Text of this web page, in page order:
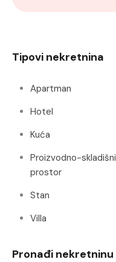
Tipovi nekretnina
Apartman
Hotel
Kuća
Proizvodno-skladišni
prostor
Stan
Villa
Pronađi nekretninu